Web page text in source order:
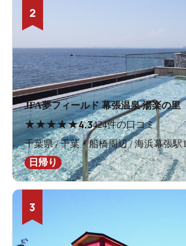
2
JFA夢フィールド 幕張温泉 湯楽の里
★★★★★4.3424件の口コミ
千葉県 / 千葉・船橋周辺 / 海浜幕張駅
日帰り
3